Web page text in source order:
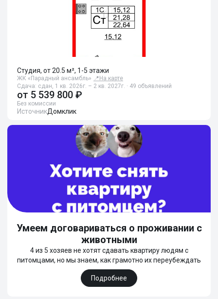
Студия, от 20.5 м², 1-5 этажи
ЖК «Парадный ансамбль» 📍 На карте
Сдача: сдан, 1 кв. 2026г. – 2 кв. 2027г. · 49 объявлений
от 5 539 800 ₽
Без комиссии
ИсточникДомклик
Умеем договариваться о проживании с
животными
4 из 5 хозяев не хотят сдавать квартиру людям с
питомцами, но мы знаем, как грамотно их переубеждать
Подробнее